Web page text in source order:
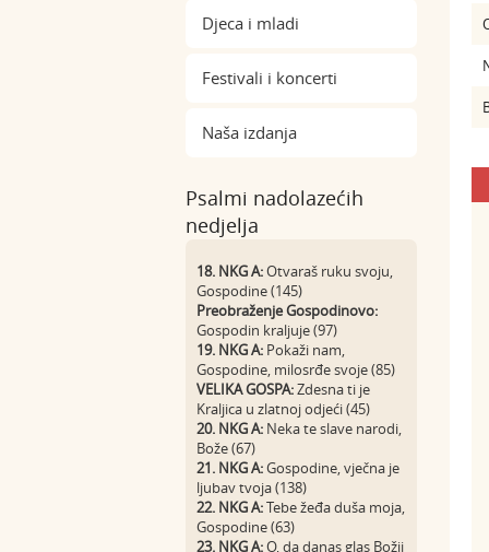
Djeca i mladi
Festivali i koncerti
Naša izdanja
Psalmi nadolazećih
nedjelja
18. NKG A:Otvaraš ruku svoju,
Gospodine (145)
Preobraženje Gospodinovo:
Gospodin kraljuje (97)
19. NKG A: Pokaži nam,
Gospodine, milosrđe svoje (85)
VELIKA GOSPA:Zdesna ti je
Kraljica u zlatnoj odjeći (45)
20. NKG A: Neka te slave narodi,
Bože (67)
21. NKG A:Gospodine, vječna je
ljubav tvoja (138)
22. NKG A:Tebe žeđa duša moja,
Gospodine (63)
23. NKG A:O, da danas glas Božji